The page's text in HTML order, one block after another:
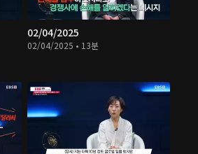
02/04/2025
02/04/2025 • 13분